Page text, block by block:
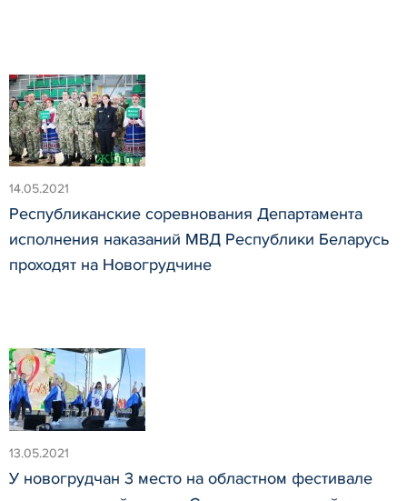
14.05.2021
Республиканские соревнования Департамента
исполнения наказаний МВД Республики Беларусь
проходят на Новогрудчине
13.05.2021
У новогрудчан 3 место на областном фестивале